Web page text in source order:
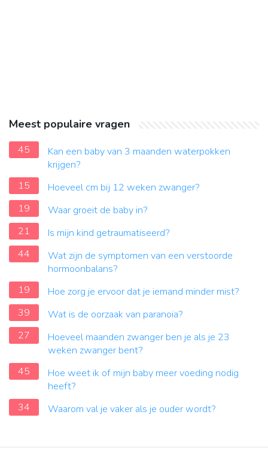
Meest populaire vragen
45
Kan een baby van 3 maanden waterpokken
krijgen?
15
Hoeveel cm bij 12 weken zwanger?
19
Waar groeit de baby in?
21
Is mijn kind getraumatiseerd?
44
Wat zijn de symptomen van een verstoorde
hormoonbalans?
19
Hoe zorg je ervoor dat je iemand minder mist?
39
Wat is de oorzaak van paranoia?
27
Hoeveel maanden zwanger ben je als je 23
weken zwanger bent?
45
Hoe weet ik of mijn baby meer voeding nodig
heeft?
34
Waarom val je vaker als je ouder wordt?